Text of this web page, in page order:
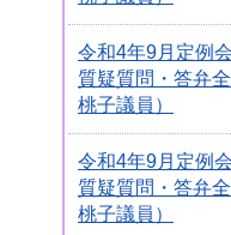
令和4年9月定例
質疑質問・答弁
桃子議員）
令和4年9月定例
質疑質問・答弁
桃子議員）